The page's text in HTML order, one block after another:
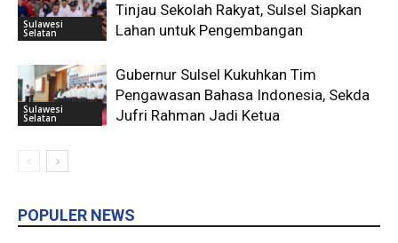
Sulawesi
Selatan
Tinjau Sekolah Rakyat, Sulsel Siapkan
Lahan untuk Pengembangan
Sulawesi
Selatan
Gubernur Sulsel Kukuhkan Tim
Pengawasan Bahasa Indonesia, Sekda
Jufri Rahman Jadi Ketua
POPULER NEWS